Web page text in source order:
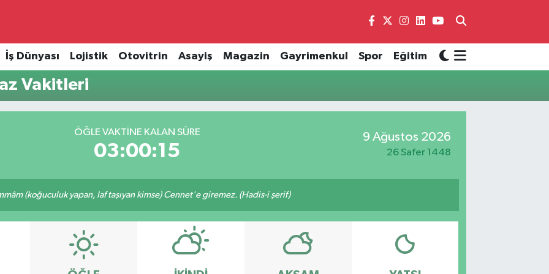
İş Dünyası Lojistik Otovitrin Asayiş Magazin Gayrimenkul Spor Eğitim
Vakitleri
ÖĞLE VAKTINE KALAN SÜRE
03:00:15
9 Ağustos 2026
26 Safer 1448
(koğuculuk yapan, laf taşıyan kimse) Cennet'e giremez. (Hadis-i şerif)